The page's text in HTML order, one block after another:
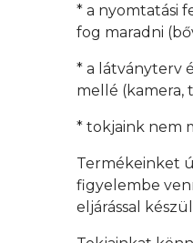
* a nyomtatási
fog maradni
* a látványterv
mellé (kamera,
* tokjaink nem
Termékeinket
figyelembe
eljárással